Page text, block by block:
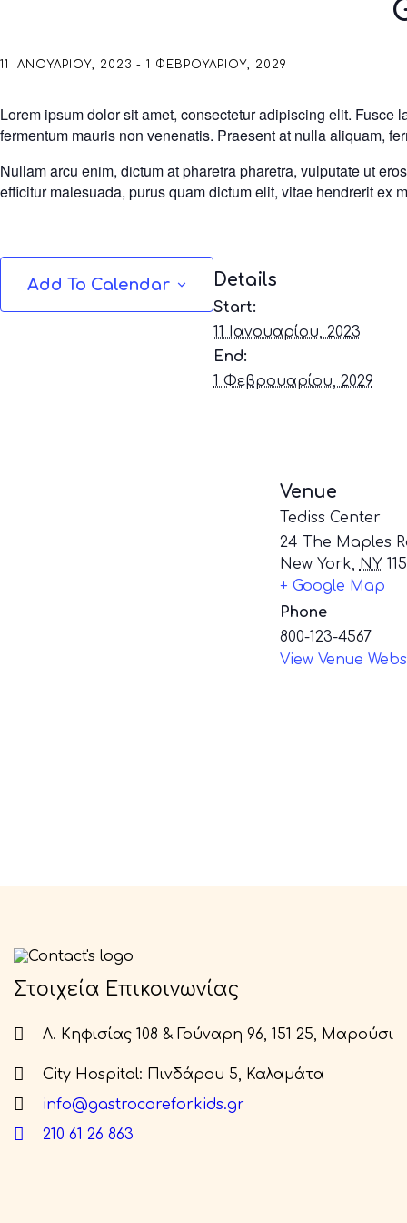
11 ΙΑΝΟΥΑΡΊΟΥ, 2023 - 1 ΦΕΒΡΟΥΑΡΊΟΥ, 2029
Lorem ipsum dolor sit amet, consectetur adipiscing elit.
fermentum mauris non venenatis. Praesent at nulla aliquam,
Nullam arcu enim, dictum at pharetra pharetra, vulputate ut
efficitur malesuada, purus quam dictum elit, vitae hendrerit ex
Add To Calendar Details
Start:
11 Ιανουαρίου, 2023
End:
1 Φεβρουαρίου, 2029
Venue
Tediss Center
24 The Maples
New York, NY
+ Google Map
Phone
800-123-4567
View Venue
Στοιχεία Επικοινωνίας
Λ. Κηφισίας 108 & Γούναρη 96, 151 25, Μαρούσι
City Hospital: Πινδάρου 5, Καλαμάτα
info@gastrocareforkids.gr
210 61 26 863